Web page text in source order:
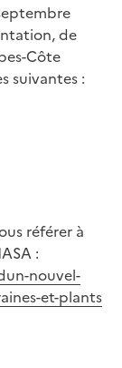
de
Côte
suivantes :
référer à
:
nouvel-
et-plants